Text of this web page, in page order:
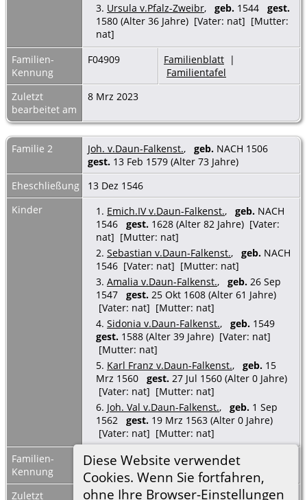
Diese Website verwendet
Cookies. Wenn Sie fortfahren,
ohne Ihre Browser-Einstellungen
3. Ursula v.Pfalz-Zweibr, geb. 1544 gest.
1580 (Alter 36 Jahre) [Vater: nat] [Mutter:
nat]
Familien-
Kennung
F04909 Familienblatt |
Familientafel
Zuletzt
bearbeitet am
8 Mrz 2023
Familie 2 Joh. v.Daun-Falkenst., geb. NACH 1506
gest. 13 Feb 1579 (Alter 73 Jahre)
Eheschließung
13 Dez 1546
Kinder
1. Emich.IV v.Daun-Falkenst., geb. NACH
1546 gest. 1628 (Alter 82 Jahre) [Vater:
nat] [Mutter: nat]
2. Sebastian v.Daun-Falkenst., geb. NACH
1546 [Vater: nat] [Mutter: nat]
3. Amalia v.Daun-Falkenst., geb. 26 Sep
1547 gest. 25 Okt 1608 (Alter 61 Jahre)
[Vater: nat] [Mutter: nat]
4. Sidonia v.Daun-Falkenst., geb. 1549
gest. 1588 (Alter 39 Jahre) [Vater: nat]
[Mutter: nat]
5. Karl Franz v.Daun-Falkenst., geb. 15
Mrz 1560 gest. 27 Jul 1560 (Alter 0 Jahre)
[Vater: nat] [Mutter: nat]
6. Joh. Val v.Daun-Falkenst., geb. 1 Sep
1562 gest. 19 Mrz 1563 (Alter 0 Jahre)
[Vater: nat] [Mutter: nat]
Familien-
Kennung
F03565 Familienblatt|
Familientafel
Zuletzt
8 Mrz 2023